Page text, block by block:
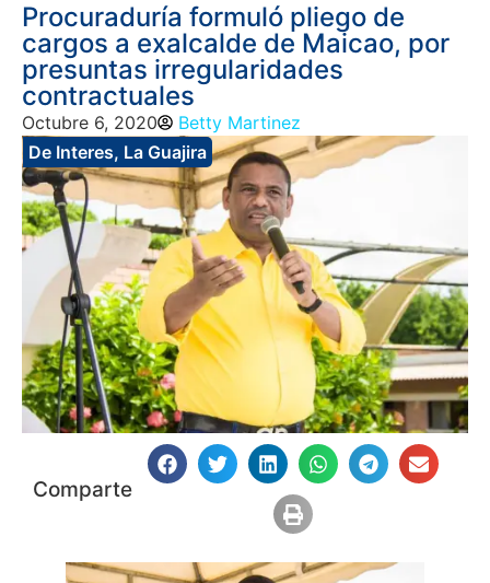
Procuraduría formuló pliego de
cargos a exalcalde de Maicao, por
presuntas irregularidades
contractuales
Octubre 6, 2020
Betty Martinez
De Interes, La Guajira
Comparte